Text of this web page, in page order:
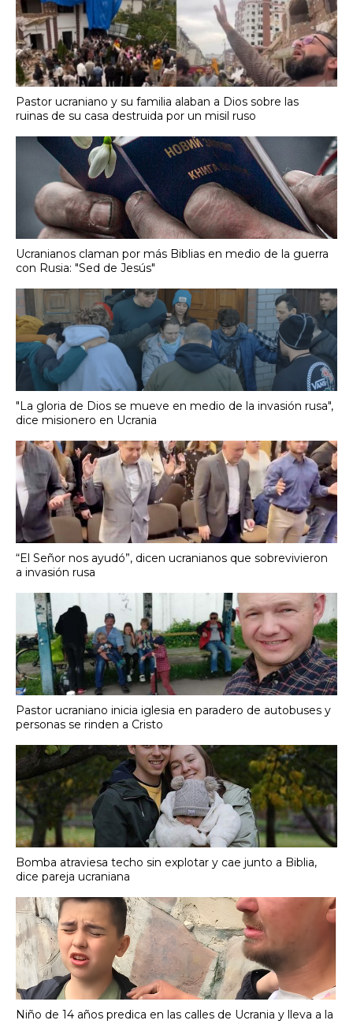
Pastor ucraniano y su familia alaban a Dios sobre las
ruinas de su casa destruida por un misil ruso
Ucranianos claman por más Biblias en medio de la guerra
con Rusia: "Sed de Jesús"
"La gloria de Dios se mueve en medio de la invasión rusa",
dice misionero en Ucrania
“El Señor nos ayudó”, dicen ucranianos que sobrevivieron
a invasión rusa
Pastor ucraniano inicia iglesia en paradero de autobuses y
personas se rinden a Cristo
Bomba atraviesa techo sin explotar y cae junto a Biblia,
dice pareja ucraniana
Niño de 14 años predica en las calles de Ucrania y lleva a la